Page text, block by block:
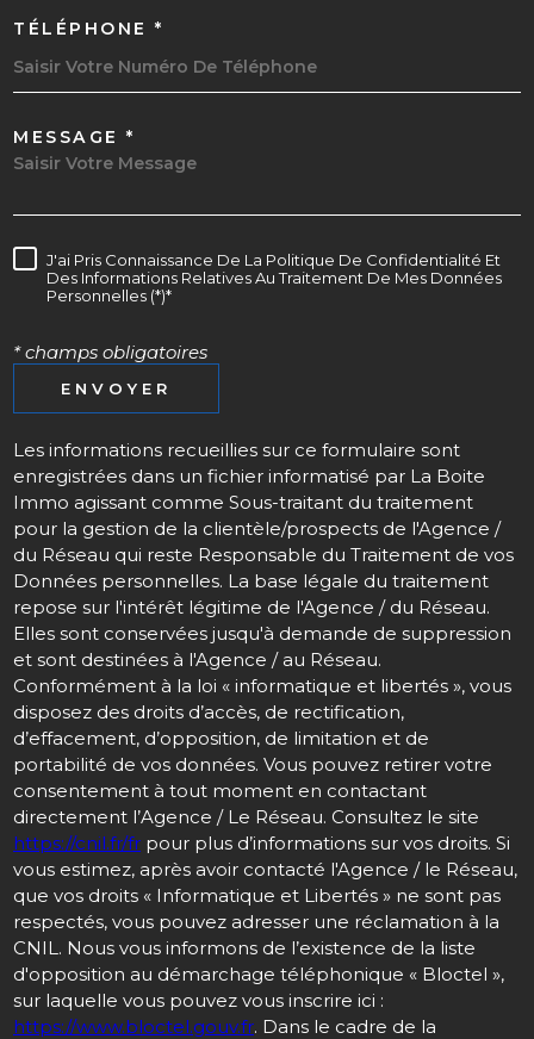
TÉLÉPHONE *
MESSAGE *
J'ai Pris Connaissance De La Politique De Confidentialité Et
Des Informations Relatives Au Traitement De Mes Données
Personnelles (*)*
* champs obligatoires
ENVOYER
Les informations recueillies sur ce formulaire sont
enregistrées dans un fichier informatisé par La Boite
Immo agissant comme Sous-traitant du traitement
pour la gestion de la clientèle/prospects de l'Agence /
du Réseau qui reste Responsable du Traitement de vos
Données personnelles. La base légale du traitement
repose sur l'intérêt légitime de l'Agence / du Réseau.
Elles sont conservées jusqu'à demande de suppression
et sont destinées à l'Agence / au Réseau.
Conformément à la loi « informatique et libertés », vous
disposez des droits d’accès, de rectification,
d’effacement, d’opposition, de limitation et de
portabilité de vos données. Vous pouvez retirer votre
consentement à tout moment en contactant
directement l’Agence / Le Réseau. Consultez le site
https://cnil.fr/fr pour plus d’informations sur vos droits. Si
vous estimez, après avoir contacté l'Agence / le Réseau,
que vos droits « Informatique et Libertés » ne sont pas
respectés, vous pouvez adresser une réclamation à la
CNIL. Nous vous informons de l’existence de la liste
d'opposition au démarchage téléphonique « Bloctel »,
sur laquelle vous pouvez vous inscrire ici :
https://www.bloctel.gouv.fr. Dans le cadre de la